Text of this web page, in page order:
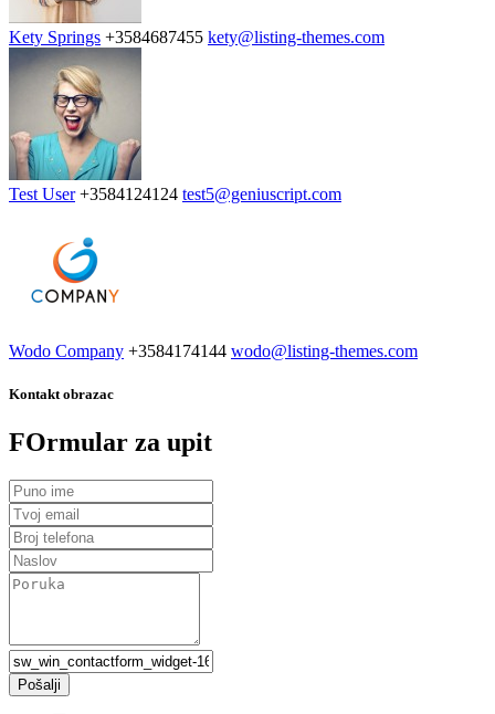
Kety Springs +3584687455 kety@listing-themes.com
Test User +3584124124 test5@geniuscript.com
Wodo Company +3584174144 wodo@listing-themes.com
Kontakt obrazac
FOrmular za upit